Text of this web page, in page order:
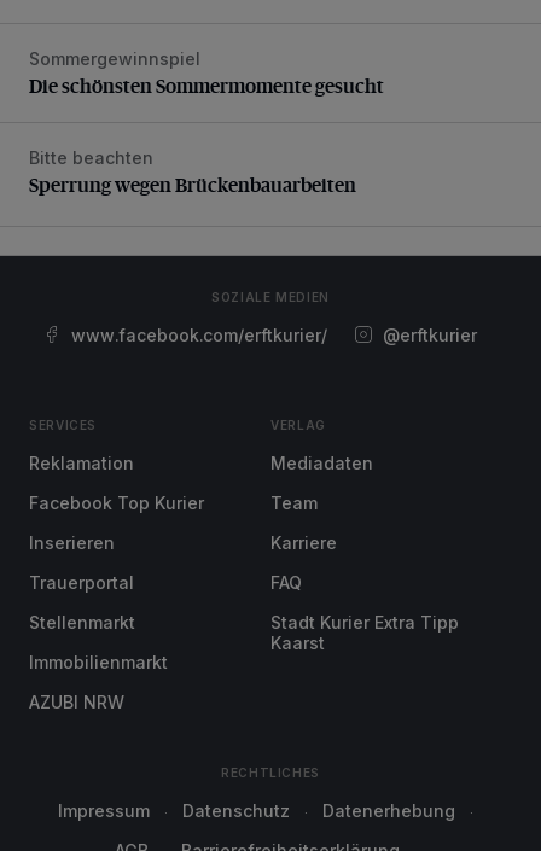
Die schönsten Sommermomente gesucht
Sommergewinnspiel
Die schönsten Sommermomente gesucht
Sperrung wegen Brückenbauarbeiten
Bitte beachten
Sperrung wegen Brückenbauarbeiten
SOZIALE MEDIEN
www.facebook.com/erftkurier/ @erftkurier
SERVICES
Reklamation
Facebook Top Kurier
Inserieren
Trauerportal
Stellenmarkt
Immobilienmarkt
AZUBI NRW
VERLAG
Mediadaten
Team
Karriere
FAQ
Stadt Kurier Extra Tipp
Kaarst
RECHTLICHES
Impressum Datenschutz
Datenerhebung